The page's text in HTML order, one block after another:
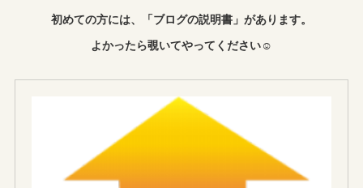
初めての方には、「ブログの説明書」があります。
よかったら覗いてやってください☺︎